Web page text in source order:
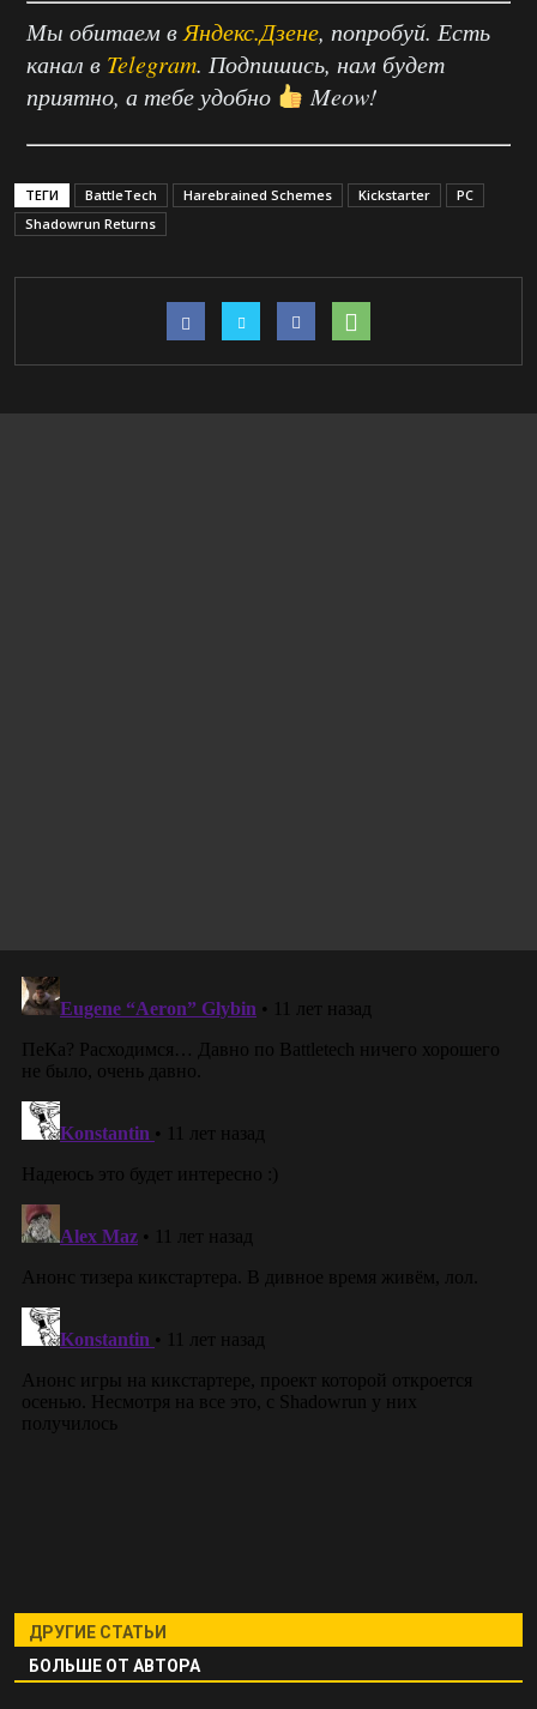
Мы обитаем в Яндекс.Дзене, попробуй. Есть
канал в Telegram. Подпишись, нам будет
приятно, а тебе удобно
Meow!
ТЕГИ BattleTech Harebrained Schemes Kickstarter
PC
Shadowrun Returns
ДРУГИЕ СТАТЬИ
БОЛЬШЕ ОТ АВТОРА